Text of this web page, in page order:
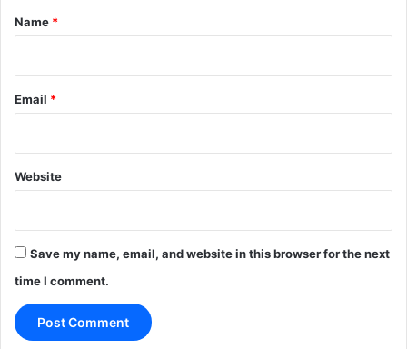
*
Name *
Email *
Website
Save my name, email, and website in this browser for the next
time I comment.